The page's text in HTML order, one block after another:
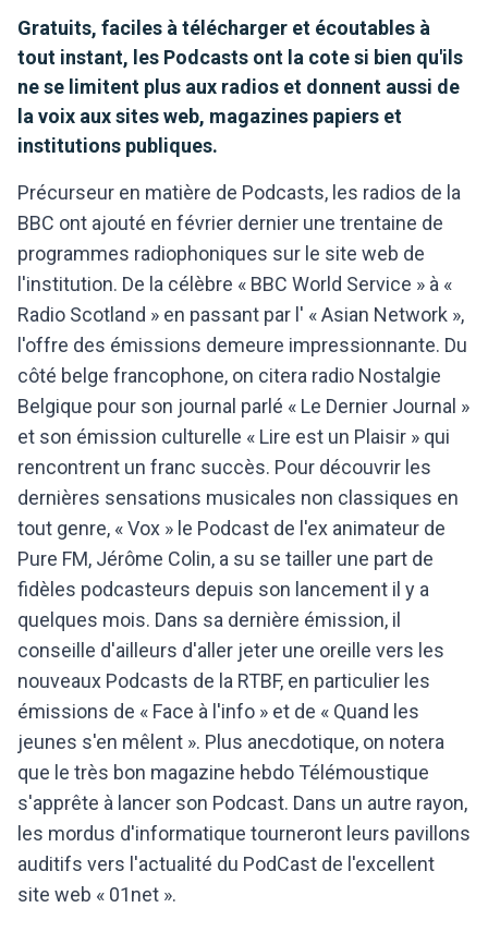
Gratuits, faciles à télécharger et écoutables à
tout instant, les Podcasts ont la cote si bien qu'ils
ne se limitent plus aux radios et donnent aussi de
la voix aux sites web, magazines papiers et
institutions publiques.
Précurseur en matière de Podcasts, les radios de la
BBC ont ajouté en février dernier une trentaine de
programmes radiophoniques sur le site web de
l'institution. De la célèbre « BBC World Service » à «
Radio Scotland » en passant par l' « Asian Network »,
l'offre des émissions demeure impressionnante. Du
côté belge francophone, on citera radio Nostalgie
Belgique pour son journal parlé « Le Dernier Journal »
et son émission culturelle « Lire est un Plaisir » qui
rencontrent un franc succès. Pour découvrir les
dernières sensations musicales non classiques en
tout genre, « Vox » le Podcast de l'ex animateur de
Pure FM, Jérôme Colin, a su se tailler une part de
fidèles podcasteurs depuis son lancement il y a
quelques mois. Dans sa dernière émission, il
conseille d'ailleurs d'aller jeter une oreille vers les
nouveaux Podcasts de la RTBF, en particulier les
émissions de « Face à l'info » et de « Quand les
jeunes s'en mêlent ». Plus anecdotique, on notera
que le très bon magazine hebdo Télémoustique
s'apprête à lancer son Podcast. Dans un autre rayon,
les mordus d'informatique tourneront leurs pavillons
auditifs vers l'actualité du PodCast de l'excellent
site web « 01net ».